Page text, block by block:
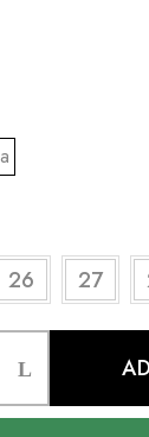
26 27